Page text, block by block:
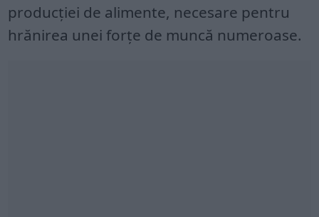
producției de alimente, necesare pentru
hrănirea unei forțe de muncă numeroase.